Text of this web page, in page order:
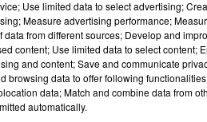
22h45, à Melun. Des
Use limited data to select advertising;
Measure advertising performance;
data from different sources; Develop and
content; Use limited data to select content;
and content; Save and communicate
browsing data to offer following
data; Match and combine data from
automatically.